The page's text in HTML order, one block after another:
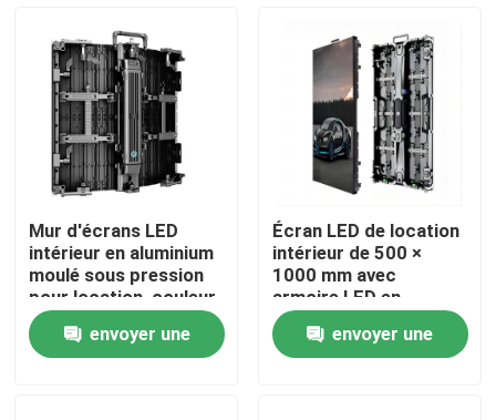
À la maison
Mur d'écrans LED
intérieur en aluminium
moulé sous pression
pour location, couleur
pleine, économie
d'énergie, technologie
pour événements de
envoyer une
Écran LED de location
intérieur de 500 ×
1000 mm avec
armoire LED en
aluminium à moulage
sous pression
envoyer une